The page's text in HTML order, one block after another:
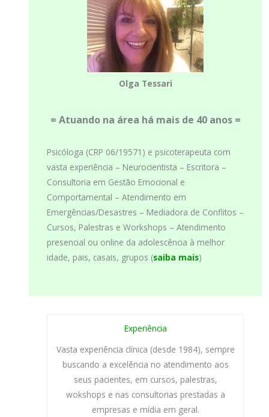
Olga Tessari
= Atuando na área há mais de 40 anos =
Psicóloga (CRP 06/19571) e psicoterapeuta com
vasta experiência – Neurocientista – Escritora –
Consultoria em Gestão Emocional e
Comportamental – Atendimento em
Emergências/Desastres – Mediadora de Conflitos –
Cursos, Palestras e Workshops – Atendimento
presencial ou online da adolescência à melhor
idade, pais, casais, grupos (saiba mais)
Experiência
Vasta experiência clínica (desde 1984), sempre
buscando a excelência no atendimento aos
seus pacientes, em cursos, palestras,
wokshops e nas consultorias prestadas a
empresas e mídia em geral.